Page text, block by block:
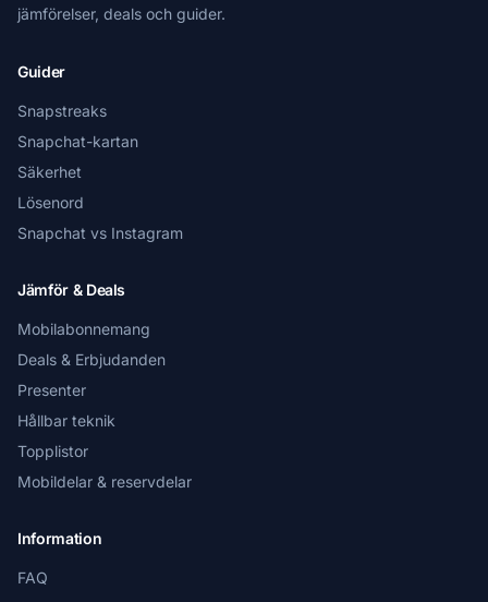
jämförelser, deals och guider.
Guider
Snapstreaks
Snapchat-kartan
Säkerhet
Lösenord
Snapchat vs Instagram
Jämför & Deals
Mobilabonnemang
Deals & Erbjudanden
Presenter
Hållbar teknik
Topplistor
Mobildelar & reservdelar
Information
FAQ